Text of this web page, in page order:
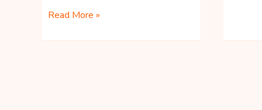
Circulair
Read More »